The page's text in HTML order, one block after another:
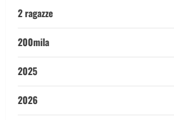
2 ragazze
200mila
2025
2026